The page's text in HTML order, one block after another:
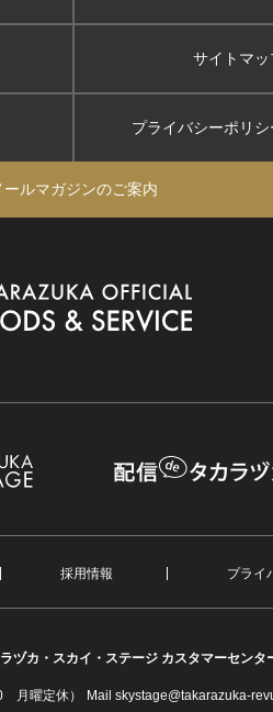
サイトマッ
プライバシーポリシ
ールマガジンのご案内
採用情報 プライ
ヅカ・スカイ・ステージ カスタマーセンタ
月曜定休） Mail skystage@takarazuka-